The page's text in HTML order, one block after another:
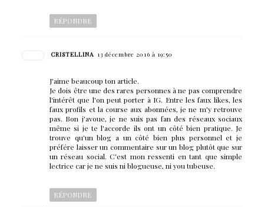
RÉPONDRE
CRISTELLINA 13 décembre 2016 à 19:50
J'aime beaucoup ton article.
Je dois être une des rares personnes à ne pas comprendre
l'intérêt que l'on peut porter à IG. Entre les faux likes, les
faux profils et la course aux abonnées, je ne m'y retrouve
pas. Bon j'avoue, je ne suis pas fan des réseaux sociaux
même si je te l'accorde ils ont un côté bien pratique. Je
trouve qu'un blog a un côté bien plus personnel et je
préfére laisser un commentaire sur un blog plutôt que sur
un réseau social. C'est mon ressenti en tant que simple
lectrice car je ne suis ni blogueuse, ni you tubeuse.
RÉPONDRE